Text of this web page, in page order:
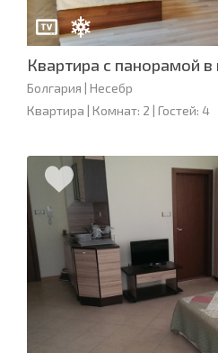
Квартира с панорамой
Болгария | Несебр
Квартира | Комнат: 2 | Гостей: 4